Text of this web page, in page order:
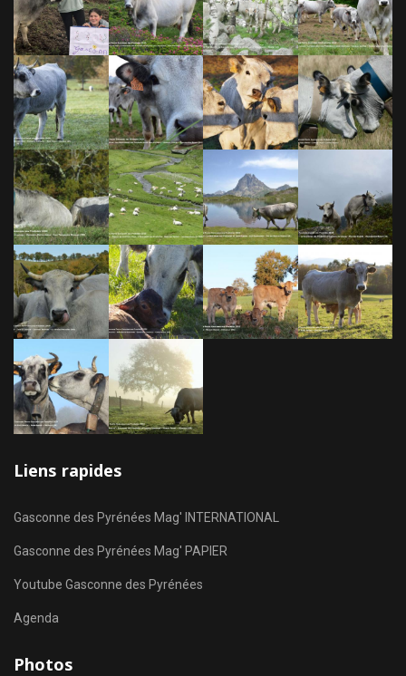
Liens rapides
Gasconne des Pyrénées Mag' INTERNATIONAL
Gasconne des Pyrénées Mag' PAPIER
Youtube Gasconne des Pyrénées
Agenda
Photos